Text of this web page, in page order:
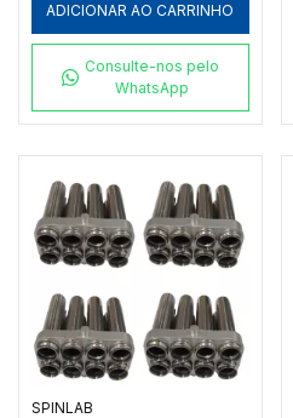
ADICIONAR AO CARRINHO
Consulte-nos pelo
WhatsApp
SPINLAB